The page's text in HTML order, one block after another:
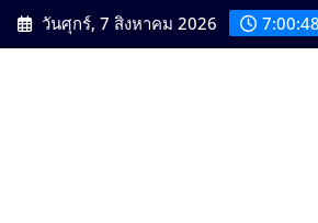
Skip
to
วันศุกร์, 7 สิงหาคม 2026